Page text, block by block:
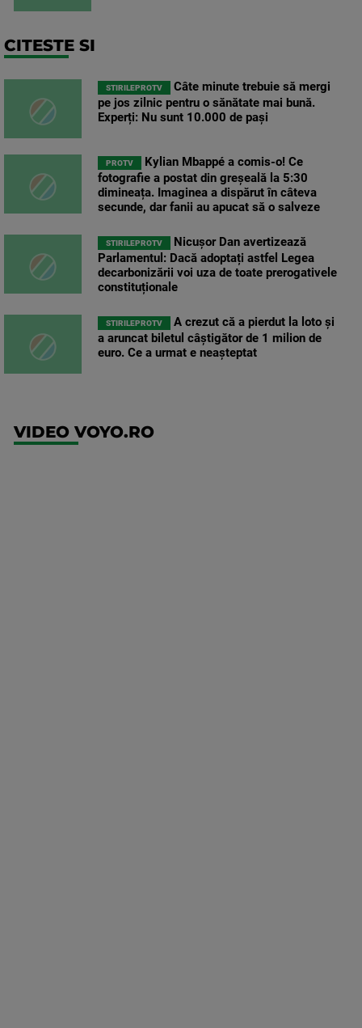
CITESTE SI
STIRILEPROTV
Câte minute trebuie să mergi
pe jos zilnic pentru o sănătate mai bună.
Experți: Nu sunt 10.000 de pași
PROTV
Kylian Mbappé a comis-o! Ce
fotografie a postat din greșeală la 5:30
dimineața. Imaginea a dispărut în câteva
secunde, dar fanii au apucat să o salveze
STIRILEPROTV
Nicușor Dan avertizează
Parlamentul: Dacă adoptați astfel Legea
decarbonizării voi uza de toate prerogativele
constituționale
STIRILEPROTV
A crezut că a pierdut la loto și
a aruncat biletul câștigător de 1 milion de
euro. Ce a urmat e neașteptat
VIDEO VOYO.RO